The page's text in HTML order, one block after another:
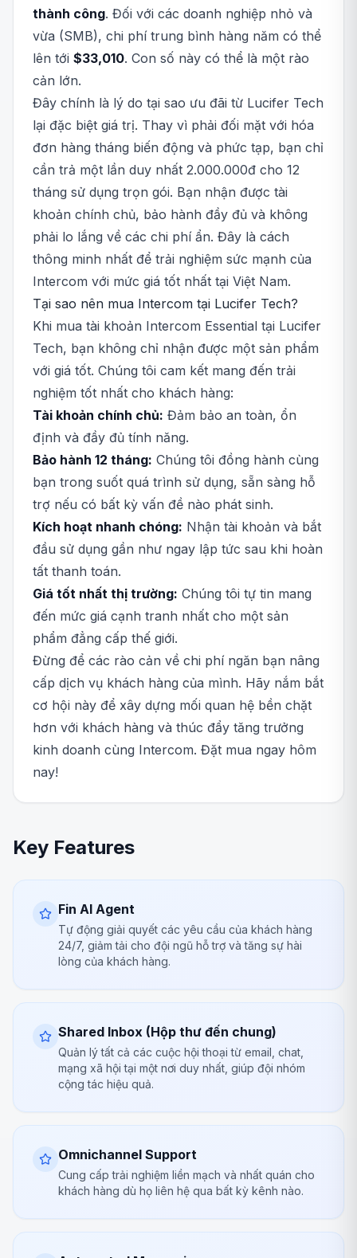
thành công. Đối với các doanh nghiệp nhỏ và
vừa (SMB), chi phí trung bình hàng năm có thể
lên tới $33,010. Con số này có thể là một rào
cản lớn.
Đây chính là lý do tại sao ưu đãi từ Lucifer Tech
lại đặc biệt giá trị. Thay vì phải đối mặt với hóa
đơn hàng tháng biến động và phức tạp, bạn chỉ
cần trả một lần duy nhất 2.000.000đ cho 12
tháng sử dụng trọn gói. Bạn nhận được tài
khoản chính chủ, bảo hành đầy đủ và không
phải lo lắng về các chi phí ẩn. Đây là cách
thông minh nhất để trải nghiệm sức mạnh của
Intercom với mức giá tốt nhất tại Việt Nam.
Tại sao nên mua Intercom tại Lucifer Tech?
Khi mua tài khoản Intercom Essential tại Lucifer
Tech, bạn không chỉ nhận được một sản phẩm
với giá tốt. Chúng tôi cam kết mang đến trải
nghiệm tốt nhất cho khách hàng:
Tài khoản chính chủ: Đảm bảo an toàn, ổn
định và đầy đủ tính năng.
Bảo hành 12 tháng: Chúng tôi đồng hành cùng
bạn trong suốt quá trình sử dụng, sẵn sàng hỗ
trợ nếu có bất kỳ vấn đề nào phát sinh.
Kích hoạt nhanh chóng: Nhận tài khoản và bắt
đầu sử dụng gần như ngay lập tức sau khi hoàn
tất thanh toán.
Giá tốt nhất thị trường: Chúng tôi tự tin mang
đến mức giá cạnh tranh nhất cho một sản
phẩm đẳng cấp thế giới.
Đừng để các rào cản về chi phí ngăn bạn nâng
cấp dịch vụ khách hàng của mình. Hãy nắm bắt
cơ hội này để xây dựng mối quan hệ bền chặt
hơn với khách hàng và thúc đẩy tăng trưởng
kinh doanh cùng Intercom. Đặt mua ngay hôm
nay!
Key Features
Fin AI Agent
Tự động giải quyết các yêu cầu của khách hàng
24/7, giảm tải cho đội ngũ hỗ trợ và tăng sự hài
lòng của khách hàng.
Shared Inbox (Hộp thư đến chung)
Quản lý tất cả các cuộc hội thoại từ email, chat,
mạng xã hội tại một nơi duy nhất, giúp đội nhóm
cộng tác hiệu quả.
Omnichannel Support
Cung cấp trải nghiệm liền mạch và nhất quán cho
khách hàng dù họ liên hệ qua bất kỳ kênh nào.